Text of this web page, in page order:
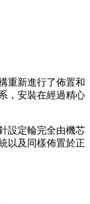
重新進行了佈置和
，安裝在經過精心
設定輪完全由機芯
以及同樣佈置於正